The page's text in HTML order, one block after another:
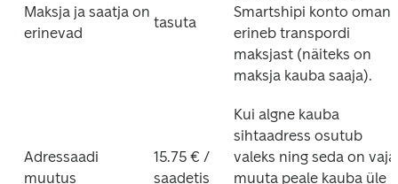
Maksja ja saatja on
erinevad
tasuta
Smartshipi konto
erineb transpordi
maksjast (näiteks on
maksja kauba saaja).
Adressaadi
muutus
15.75 € /
saadetis
Kui algne kauba
sihtaadress osutub
valeks ning seda on vaja
muuta peale kauba üle